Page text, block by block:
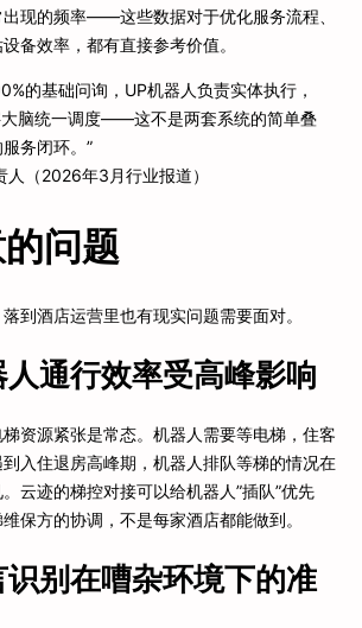
现的频率——这些数据对于优化服务流程、
备效率，都有直接参考价值。
的基础问询，UP机器人负责实体执行，
大脑统一调度——这不是两套系统的简单叠
务闭环。”
（2026年3月行业报道）
问题
到酒店运营里也有现实问题需要面对。
通行效率受高峰影响
资源紧张是常态。机器人需要等电梯，住客
入住退房高峰期，机器人排队等梯的情况在
云迹的梯控对接可以给机器人”插队”优先
保方的协调，不是每家酒店都能做到。
别在嘈杂环境下的准